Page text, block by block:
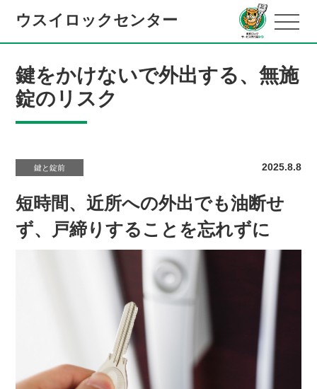
ウスイロックセンター
鍵をかけないで外出する、無施
錠のリスク
鍵と錠前 2025.8.8
短時間、近所への外出でも油断せ
ず、戸締りすることを忘れずに